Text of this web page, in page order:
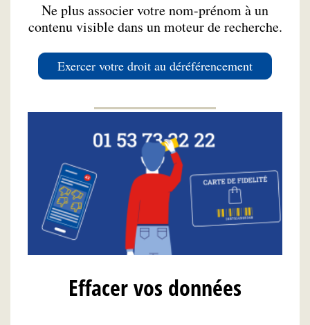
Ne plus associer votre nom-prénom à un
contenu visible dans un moteur de recherche.
Exercer votre droit au déréférencement
Effacer vos données